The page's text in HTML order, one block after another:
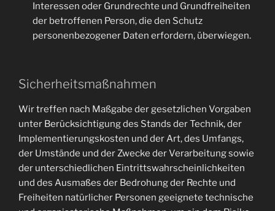
Interessen oder Grundrechte und Grundfreiheiten
der betroffenen Person, die den Schutz
personenbezogener Daten erfordern, überwiegen.
Sicherheitsmaßnahmen
Wir treffen nach Maßgabe der gesetzlichen Vorgaben
unter Berücksichtigung des Stands der Technik, der
Implementierungskosten und der Art, des Umfangs,
der Umstände und der Zwecke der Verarbeitung sowie
der unterschiedlichen Eintrittswahrscheinlichkeiten
und des Ausmaßes der Bedrohung der Rechte und
Freiheiten natürlicher Personen geeignete technische